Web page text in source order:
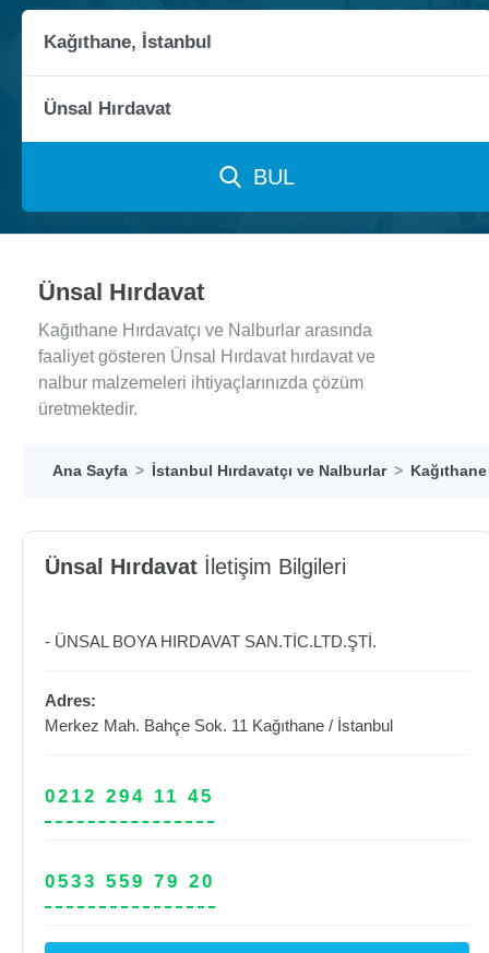
BUL
Ünsal Hırdavat
Kağıthane Hırdavatçı ve Nalburlar arasında
faaliyet gösteren Ünsal Hırdavat hırdavat ve
nalbur malzemeleri ihtiyaçlarınızda çözüm
üretmektedir.
Ana Sayfa İstanbul Hırdavatçı ve Nalburlar
Ünsal Hırdavat İletişim Bilgileri
- ÜNSAL BOYA HIRDAVAT SAN.TİC.LTD.ŞTİ.
Adres:
Merkez Mah. Bahçe Sok. 11 Kağıthane / İstanbul
0212 294 11 45
0533 559 79 20